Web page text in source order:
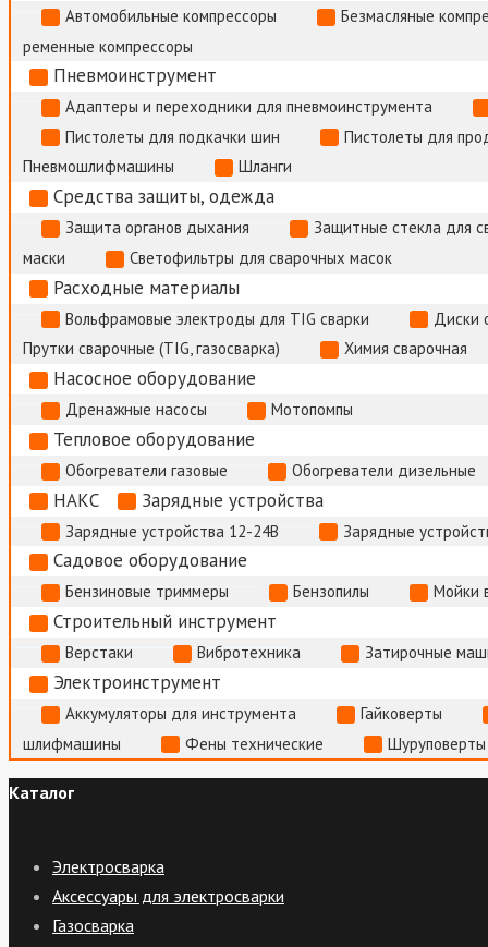
Автомобильные компрессоры
Безмасляные
ременные компрессоры
Пневмоинструмент
Адаптеры и переходники для пневмоинструмента
Пистолеты для подкачки шин
Пистолеты для
Пневмошлифмашины
Шланги
Средства защиты, одежда
Защита органов дыхания
Защитные стекла для
маски
Светофильтры для сварочных масок
Расходные материалы
Вольфрамовые электроды для TIG сварки
Диски
Прутки сварочные (TIG, газосварка)
Химия сварочная
Насосное оборудование
Дренажные насосы Мотопомпы
Тепловое оборудование
Обогреватели газовые Обогреватели дизельные
НАКС Зарядные устройства
Зарядные устройства 12-24В Зарядные
Садовое оборудование
Бензиновые триммеры Бензопилы Мойки
Строительный инструмент
Верстаки Вибротехника Затирочные
Электроинструмент
Аккумуляторы для инструмента
Гайковерты
шлифмашины
Фены технические
Каталог
Электросварка
Аксессуары для электросварки
Газосварка